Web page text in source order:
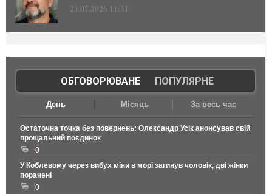
23.07.2026 11:31
ОБГОВОРЮВАНЕ| ПОПУЛЯРНЕ
День Місяць За весь час
Остаточна точка без повернень: Олександр Усік анонсував свій
прощальний поєдинок
0
У Коблевому через вибух міни в морі загинув чоловік, дві жінки
поранені
0